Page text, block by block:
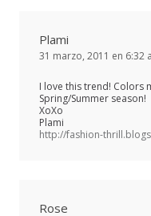
Plami
31 marzo, 2011 en 6:32
I love this trend! Colors
Spring/Summer season!
XoXo
Plami
http://fashion-
Rose